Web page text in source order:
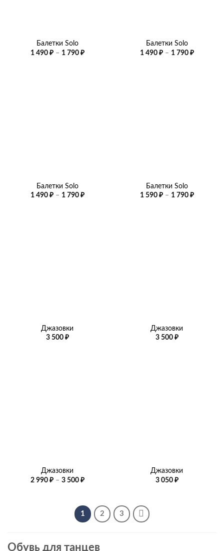
Балетки Solo
1 490 ₽ – 1 790 ₽Диапазон
Балетки Solo
1 490 ₽ – 1 790 ₽
Балетки Solo
1 490 ₽ – 1 790 ₽Диапазон
Балетки Solo
1 590 ₽ – 1 790 ₽
Джазовки
3 500 ₽
Джазовки
3 500 ₽
Джазовки
2 990 ₽ – 3 500 ₽Диапазон
–
500 ₽
Джазовки
3 050 ₽
1 2 3
Обувь для танцев